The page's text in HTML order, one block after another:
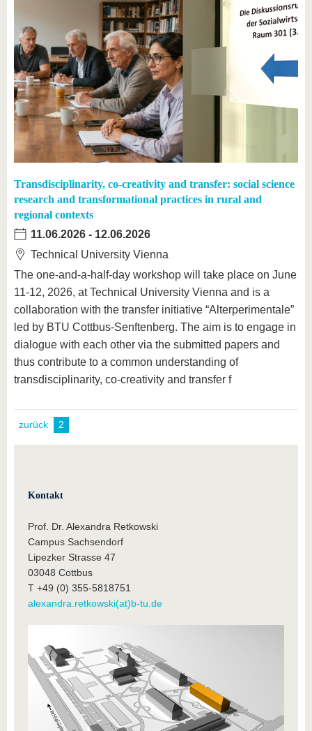
Transdisciplinarity, co-creativity and transfer: social science
research and transformational practices in rural and
regional contexts
11.06.2026 - 12.06.2026
Technical University Vienna
The one-and-a-half-day workshop will take place on June
11-12, 2026, at Technical University Vienna and is a
collaboration with the transfer initiative “Alterperimentale”
led by BTU Cottbus-Senftenberg. The aim is to engage in
dialogue with each other via the submitted papers and
thus contribute to a common understanding of
transdisciplinarity, co-creativity and transfer f
zurück 2
Kontakt
Prof. Dr. Alexandra Retkowski
Campus Sachsendorf
Lipezker Strasse 47
03048 Cottbus
T +49 (0) 355-5818751
alexandra.retkowski(at)b-tu.de